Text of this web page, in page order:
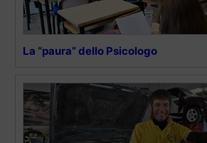
La “paura” dello Psicologo